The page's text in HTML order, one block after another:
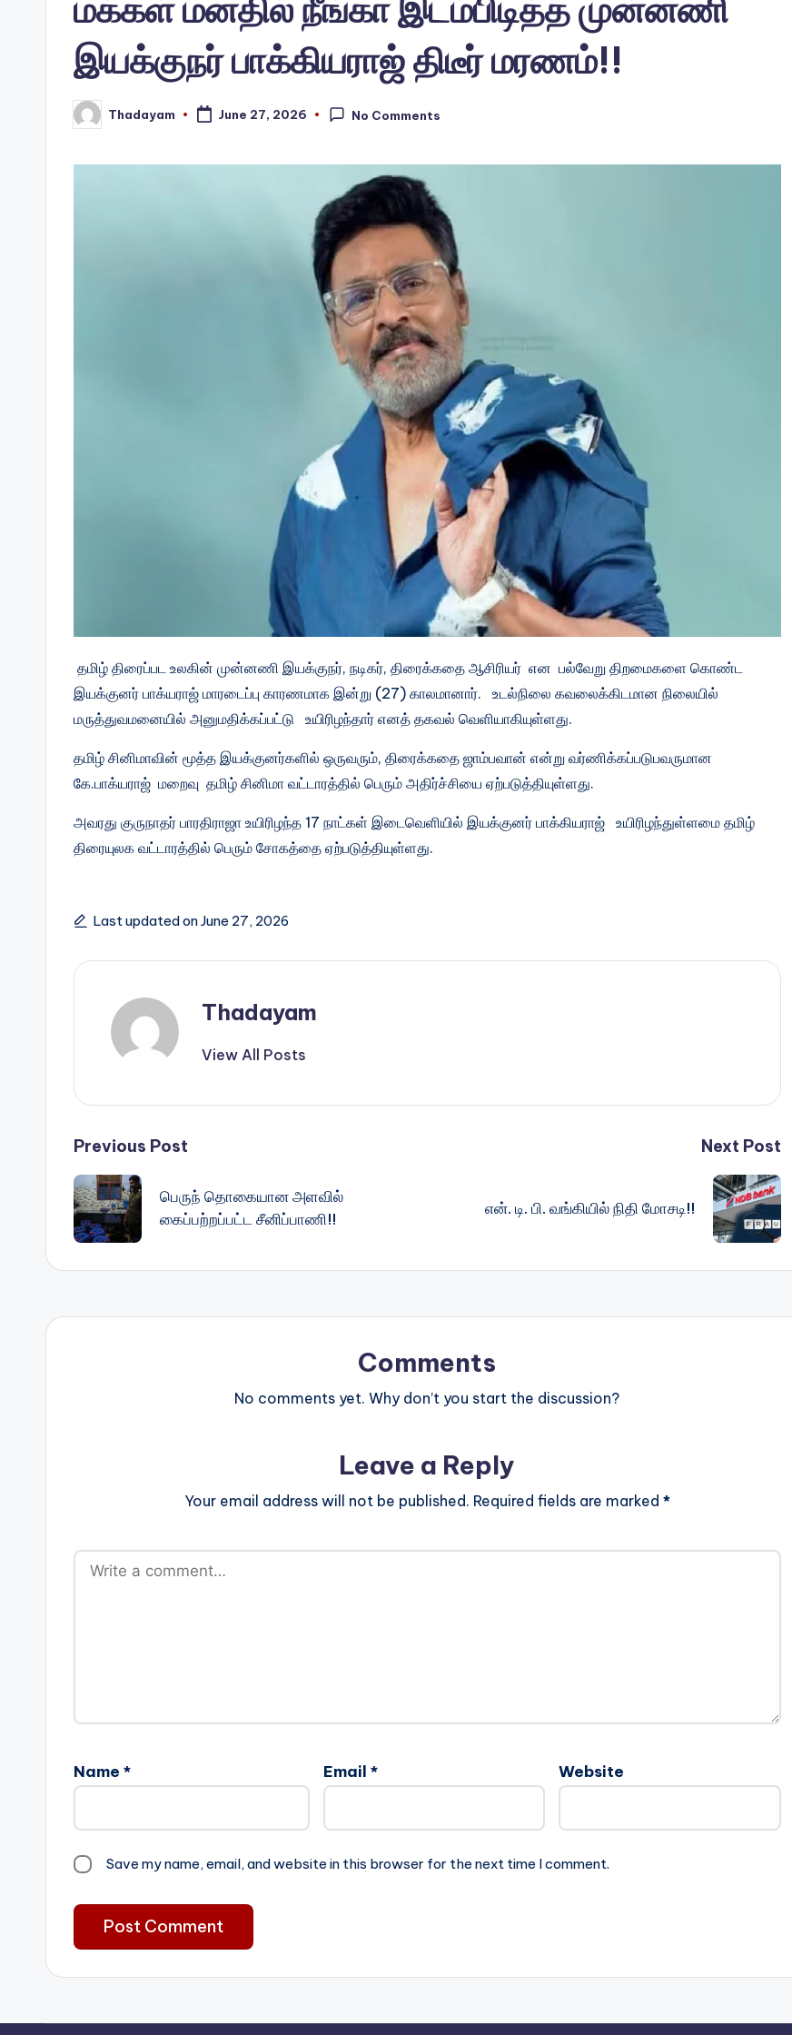
மக்கள் மனதில் நீங்கா இடம்பிடித்த முன்னணி
இயக்குநர் பாக்கியராஜ் திடீர் மரணம்!!
Posted
by
Thadayam June 27, 2026 No Comments
தமிழ் திரைப்பட உலகின் முன்னணி இயக்குநர், நடிகர், திரைக்கதை ஆசிரியர் என பல்வேறு திறமைகளை கொண்ட
இயக்குனர் பாக்யராஜ் மாரடைப்பு காரணமாக இன்று (27) காலமானார். உடல்நிலை கவலைக்கிடமான நிலையில்
மருத்துவமனையில் அனுமதிக்கப்பட்டு உயிரிழந்தார் எனத் தகவல் வெளியாகியுள்ளது.
தமிழ் சினிமாவின் மூத்த இயக்குனர்களில் ஒருவரும், திரைக்கதை ஜாம்பவான் என்று வர்ணிக்கப்படுபவருமான
கே.பாக்யராஜ் மறைவு தமிழ் சினிமா வட்டாரத்தில் பெரும் அதிர்ச்சியை ஏற்படுத்தியுள்ளது.
அவரது குருநாதர் பாரதிராஜா உயிரிழந்த 17 நாட்கள் இடைவெளியில் இயக்குனர் பாக்கியராஜ் உயிரிழந்துள்ளமை தமிழ்
திரையுலக வட்டாரத்தில் பெரும் சோகத்தை ஏற்படுத்தியுள்ளது.
Last updated on June 27, 2026
Thadayam
View All Posts
Post
navigation
Previous Post
பெருந் தொகையான அளவில்
கைப்பற்றப்பட்ட சீனிப்பாணி!!
Next Post
என். டி. பி. வங்கியில் நிதி மோசடி!!
Comments
No comments yet. Why don’t you start the discussion?
Leave a Reply
Your email address will not be published. Required fields are marked *
Name * Email * Website
Save my name, email, and website in this browser for the next time I comment.